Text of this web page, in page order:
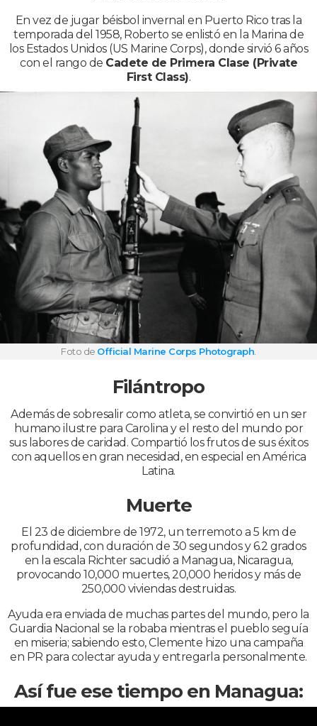
En vez de jugar béisbol invernal en Puerto Rico tras la
temporada del 1958, Roberto se enlistó en la Marina de
los Estados Unidos (US Marine Corps), donde sirvió 6 años
con el rango de Cadete de Primera Clase (Private
First Class).
Foto de Official Marine Corps Photograph.
Filántropo
Además de sobresalir como atleta, se convirtió en un ser
humano ilustre para Carolina y el resto del mundo por
sus labores de caridad. Compartió los frutos de sus éxitos
con aquellos en gran necesidad, en especial en América
Latina.
Muerte
El 23 de diciembre de 1972, un terremoto a 5 km de
profundidad, con duración de 30 segundos y 6.2 grados
en la escala Richter sacudió a Managua, Nicaragua,
provocando 10,000 muertes, 20,000 heridos y más de
250,000 viviendas destruidas.
Ayuda era enviada de muchas partes del mundo, pero la
Guardia Nacional se la robaba mientras el pueblo seguía
en miseria; sabiendo esto, Clemente hizo una campaña
en PR para colectar ayuda y entregarla personalmente.
Así fue ese tiempo en Managua: